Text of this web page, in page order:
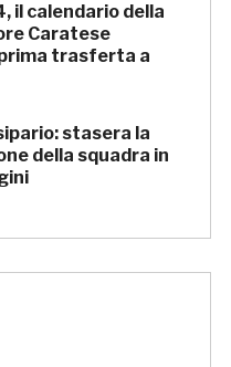
il calendario della
Caratese
prima trasferta a
stasera la
della squadra in